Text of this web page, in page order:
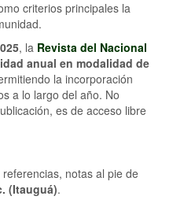
criterios principales la
, la Revista del Nacional
anual en modalidad de
la incorporación
a lo largo del año. No
es de acceso libre
notas al pie de
(Itauguá).